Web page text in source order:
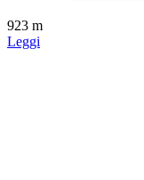
923 m
Leggi